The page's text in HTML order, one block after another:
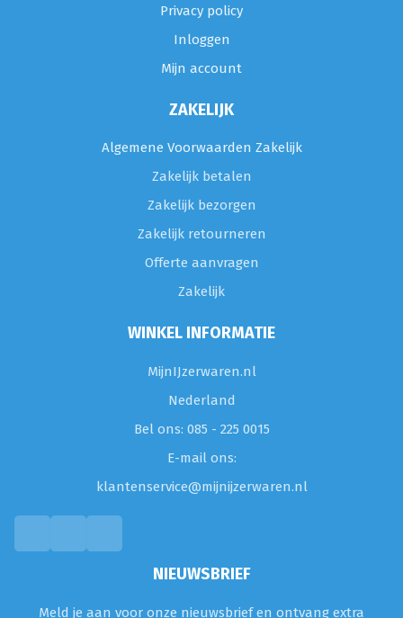
Privacy policy
Inloggen
Mijn account
ZAKELIJK
Algemene Voorwaarden Zakelijk
Zakelijk betalen
Zakelijk bezorgen
Zakelijk retourneren
Offerte aanvragen
Zakelijk
WINKEL INFORMATIE
MijnIJzerwaren.nl
Nederland
Bel ons: 085 - 225 0015
E-mail ons:
klantenservice@mijnijzerwaren.nl
NIEUWSBRIEF
Meld je aan voor onze nieuwsbrief en ontvang extra